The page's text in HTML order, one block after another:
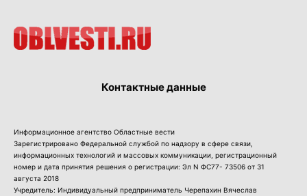
Контактные данные
Информационное агентство Областные вести
Зарегистрировано Федеральной службой по надзору в сфере связи,
информационных технологий и массовых коммуникации, регистрационный
номер и дата принятия решения о регистрации: Эл N ФС77- 73506 от 31
августа 2018
Учредитель: Индивидуальный предприниматель Черепахин Вячеслав